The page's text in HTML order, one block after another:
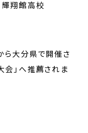
輝翔館高校
大分県で開催さ
」へ推薦されま